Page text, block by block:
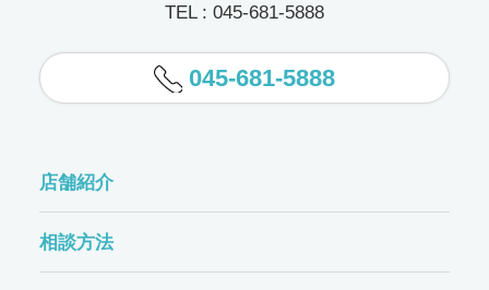
TEL : 045-681-5888
045-681-5888
店舗紹介
相談方法